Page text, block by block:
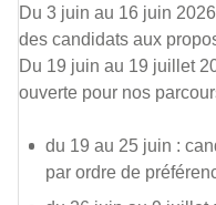
Du 3 juin au 16 juin
des candidats aux
Du 19 juin au 19 juillet
ouverte pour nos
du 19 au 25 juin :
par ordre de